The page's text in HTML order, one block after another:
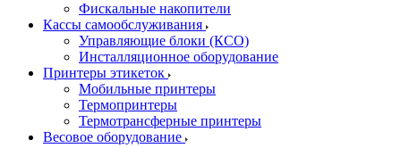
Фискальные накопители
Кассы самообслуживания
Управляющие блоки (КСО)
Инсталляционное оборудование
Принтеры этикеток
Мобильные принтеры
Термопринтеры
Термотрансферные принтеры
Весовое оборудование